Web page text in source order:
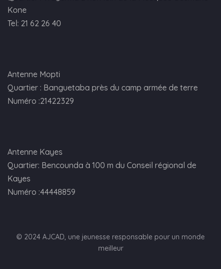
Kone
Tel: 21 62 26 40
Antenne Mopti
Quartier : Banguetaba près du camp armée de terre
Numéro :21422329
Antenne Kayes
Quartier: Bencounda à 100 m du Conseil régional de
Kayes
Numéro :44448859
© 2024 AJCAD, une jeunesse responsable pour un monde
meilleur